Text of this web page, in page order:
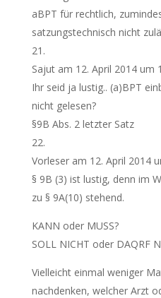
aBPT für rechtlich,
satzungstechnisch nicht
Sajut am 12. April 2014 um
Ihr seid ja lustig.. (a)BPT
nicht gelesen?
§9B Abs. 2 letzter Satz
Vorleser am 12. April 2014
§ 9B (3) ist lustig, denn im
zu § 9A(10) stehend.
KANN oder MUSS?
SOLL NICHT oder DAQRF
Vielleicht einmal weniger
nachdenken, welcher Arzt